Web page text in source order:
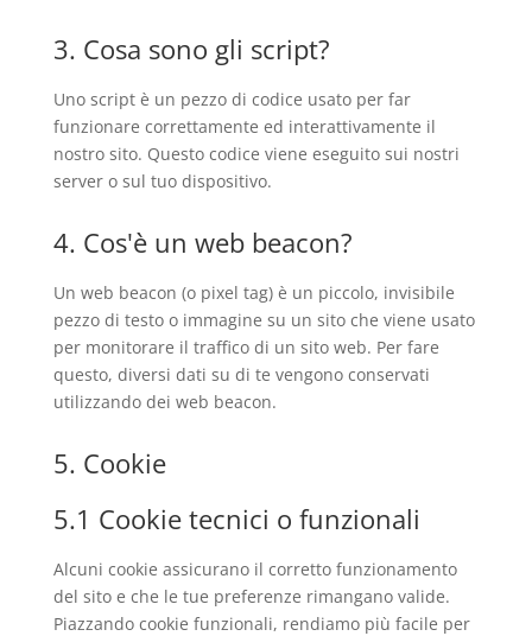
3. Cosa sono gli script?
Uno script è un pezzo di codice usato per far
funzionare correttamente ed interattivamente il
nostro sito. Questo codice viene eseguito sui nostri
server o sul tuo dispositivo.
4. Cos'è un web beacon?
Un web beacon (o pixel tag) è un piccolo, invisibile
pezzo di testo o immagine su un sito che viene usato
per monitorare il traffico di un sito web. Per fare
questo, diversi dati su di te vengono conservati
utilizzando dei web beacon.
5. Cookie
5.1 Cookie tecnici o funzionali
Alcuni cookie assicurano il corretto funzionamento
del sito e che le tue preferenze rimangano valide.
Piazzando cookie funzionali, rendiamo più facile per